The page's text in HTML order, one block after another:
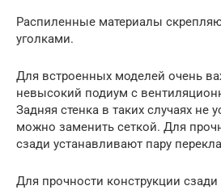
Распиленные материалы
уголками.
Для встроенных моделей очень
невысокий подиум с
Задняя стенка в таких случаях не
можно заменить сеткой. Для
сзади устанавливают пару
Для прочности конструкции